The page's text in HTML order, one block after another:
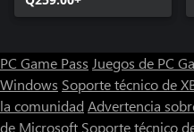
PC Game Pass Juegos de PC
Windows Soporte técnico de
la comunidad Advertencia
de Microsoft Soporte técnico